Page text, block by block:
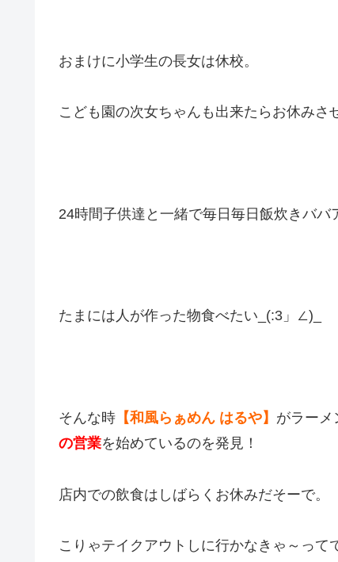
おまけに小学生の長女は休校。
こども園の次女ちゃんも出来たらお休みさ
24時間子供達と一緒で毎日毎日飯炊きババ
たまには人が作った物食べたい_(:3」∠)_
そんな時 【和風らぁめん はるや】 がラーメ
の営業を始めているのを発見！
店内での飲食はしばらくお休みだそーで。
こりゃテイクアウトしに行かなきゃ～っ